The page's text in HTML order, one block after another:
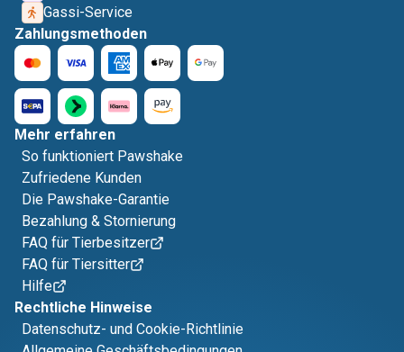
Gassi-Service
Zahlungsmethoden
Mehr erfahren
So funktioniert Pawshake
Zufriedene Kunden
Die Pawshake-Garantie
Bezahlung & Stornierung
FAQ für Tierbesitzer
FAQ für Tiersitter
Hilfe
Rechtliche Hinweise
Datenschutz- und Cookie-Richtlinie